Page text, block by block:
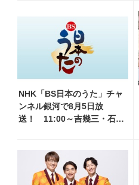
康さんが総合プロデュース
してくれた、 おじいちゃん
との絆を歌った曲を聴いて
ください！」
NHK「BS日本のうた」チャ
ンネル銀河で8月5日放
送！ 11:00～吉幾三・石原
場！ 各放送回の出演者・
曲目情報